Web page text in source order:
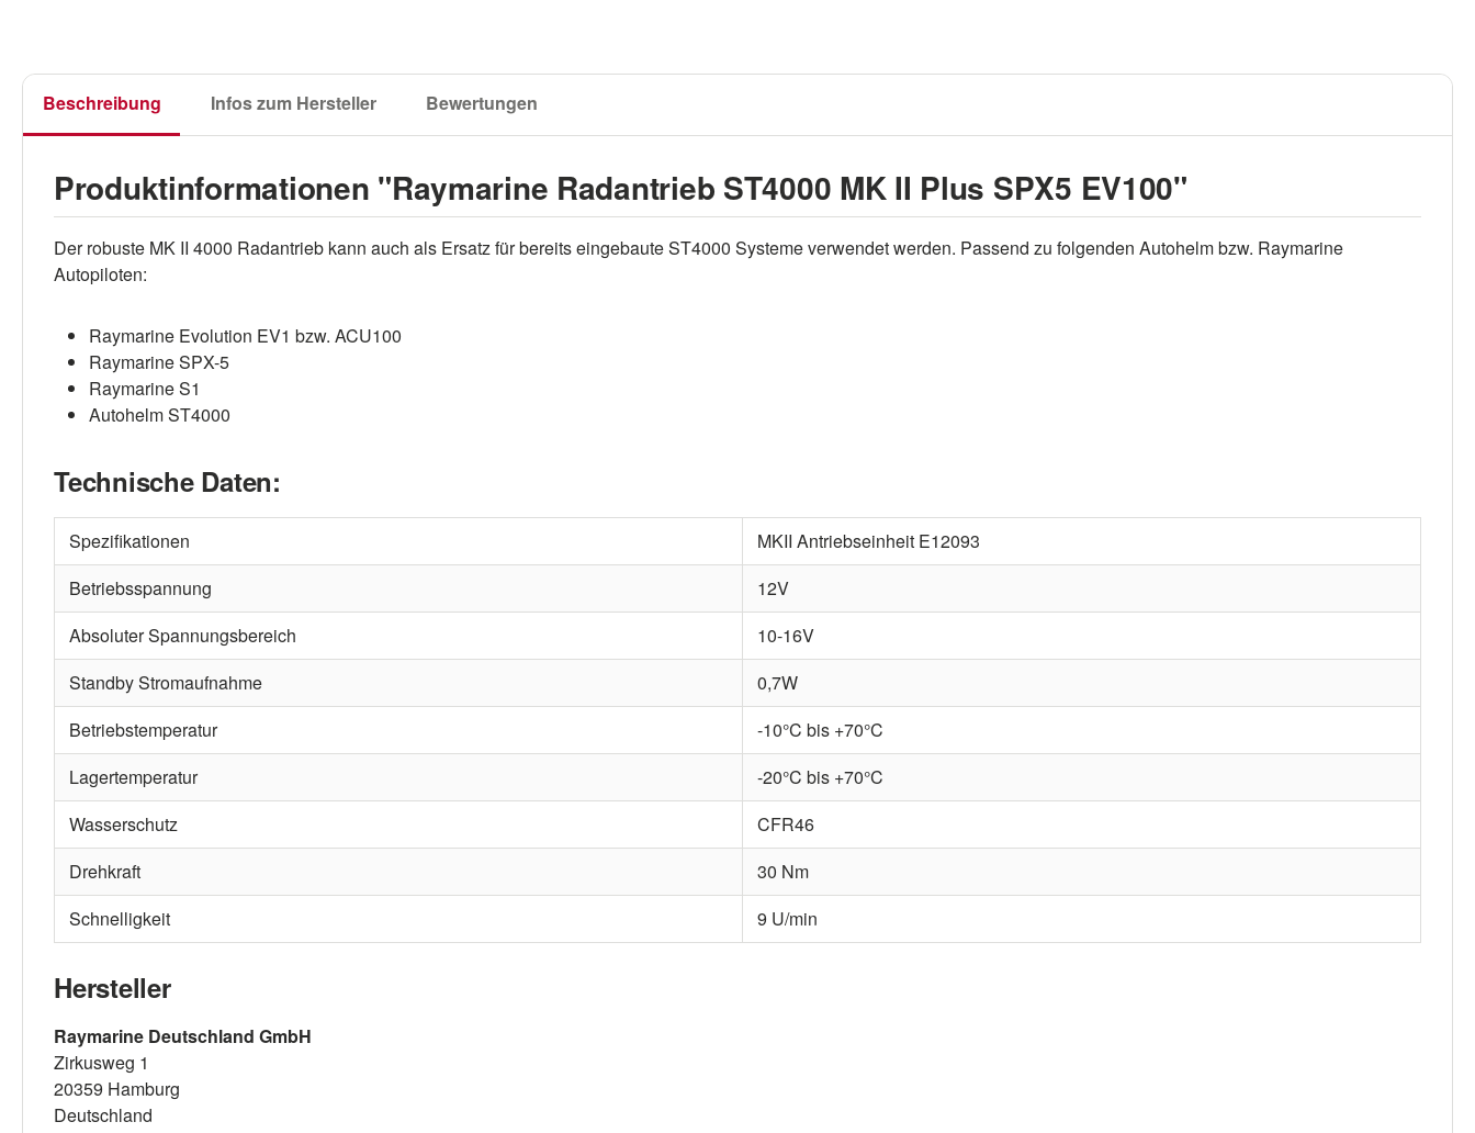
Beschreibung Infos zum Hersteller Bewertungen
Produktinformationen "Raymarine Radantrieb ST4000 MK II Plus SPX5 EV100"
Der robuste MK II 4000 Radantrieb kann auch als Ersatz für bereits eingebaute ST4000 Systeme verwendet werden. Passend zu folgenden Autohelm bzw. Raymarine
Autopiloten:
Raymarine Evolution EV1 bzw. ACU100
Raymarine SPX-5
Raymarine S1
Autohelm ST4000
Technische Daten:
Spezifikationen
MKII Antriebseinheit E12093
Betriebsspannung
12V
Absoluter Spannungsbereich
10-16V
Standby Stromaufnahme
0,7W
Betriebstemperatur
-10°C bis +70°C
Lagertemperatur
-20°C bis +70°C
Wasserschutz
CFR46
Drehkraft
30 Nm
Schnelligkeit
9 U/min
Hersteller
Raymarine Deutschland GmbH
Zirkusweg 1
20359 Hamburg
Deutschland